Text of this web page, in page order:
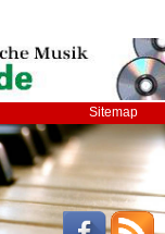
Sitemap